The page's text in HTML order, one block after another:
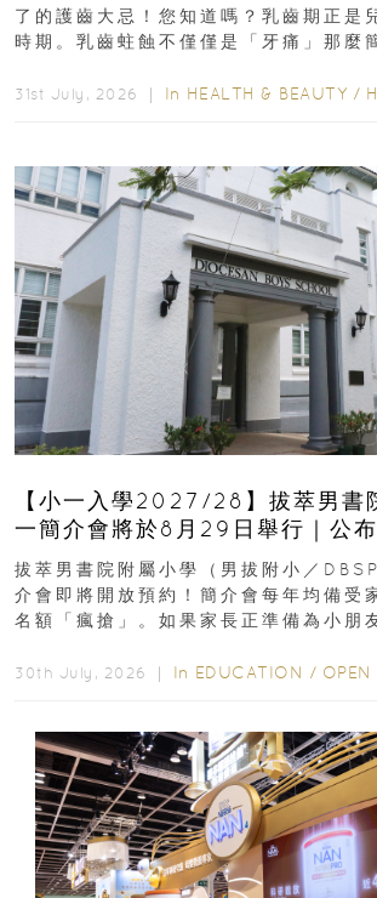
了的護齒大忌！您知道嗎？乳齒期正是
時期。乳齒蛀蝕不僅僅是「牙痛」那麼
31st July, 2026 ｜ In HEALTH & BEAUTY /
【小一入學2027/28】拔萃男書
一簡介會將於8月29日舉行｜公布
｜更設有網上重溫
拔萃男書院附屬小學（男拔附小／
介會即將開放預約！簡介會每年均備受
名額「瘋搶」。如果家長正準備為小
30th July, 2026 ｜ In EDUCATION / OPEN